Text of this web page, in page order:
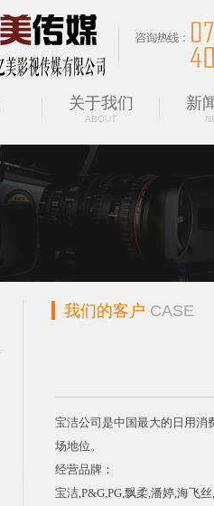
关于我们
ABOUT
新
我们的客户 CASE
宝洁公司是中国最大的日用消
场地位。
经营品牌：
宝洁,P&G,PG,飘柔,潘婷,海飞